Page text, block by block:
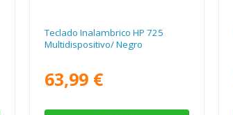
Teclado Inalambrico HP 725
Multidispositivo/ Negro
63,99 €